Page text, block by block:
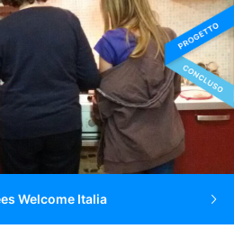
Welcome Italia